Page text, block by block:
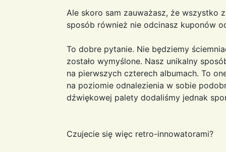
Ale skoro sam zauważasz, że wszystko
sposób również nie odcinasz kuponów
To dobre pytanie. Nie będziemy
zostało wymyślone. Nasz unikalny
na pierwszych czterech albumach. To
na poziomie odnalezienia w sobie
dźwiękowej palety dodaliśmy jednak
Czujecie się więc retro-innowatorami?